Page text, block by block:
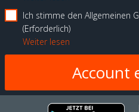
Ich stimme den Allgemeinen
Erforderlich
Weiter lesen